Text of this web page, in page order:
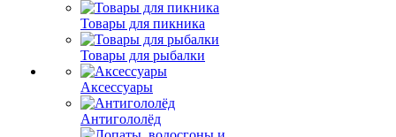
Товары для пикника
Товары для рыбалки
Аксессуары
Антигололёд